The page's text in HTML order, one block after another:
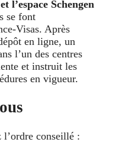
l’espace Schengen
se font
Visas. Après
en ligne, un
l’un des centres
et instruit les
en vigueur.
l’ordre conseillé :